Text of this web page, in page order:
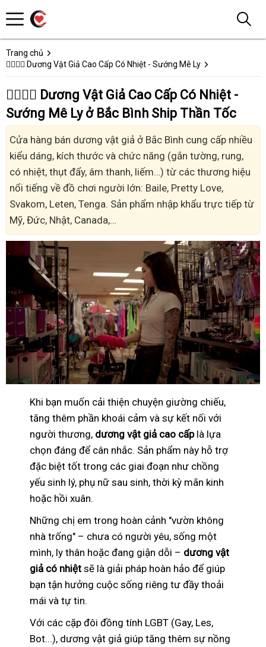
Trang chủ
👩‍❤️‍💋‍👨 Dương Vật Giả Cao Cấp Có Nhiệt - Sướng Mê Ly
👩‍❤️‍💋‍👨 Dương Vật Giả Cao Cấp Có Nhiệt -
Sướng Mê Ly ở Bắc Bình Ship Thần Tốc
Cửa hàng bán dương vật giả ở Bắc Bình cung cấp nhiều
kiểu dáng, kích thước và chức năng (gắn tường, rung,
có nhiệt, thụt đẩy, âm thanh, liếm…) từ các thương hiệu
nổi tiếng về đồ chơi người lớn: Baile, Pretty Love,
Svakom, Leten, Tenga. Sản phẩm nhập khẩu trực tiếp từ
Mỹ, Đức, Nhật, Canada,…
Khi bạn muốn cải thiện chuyện giường chiếu,
tăng thêm phần khoái cảm và sự kết nối với
người thương, dương vật giả cao cấplà lựa
chọn đáng để cân nhắc. Sản phẩm này hỗ trợ
đặc biệt tốt trong các giai đoạn như chồng
yếu sinh lý, phụ nữ sau sinh, thời kỳ mãn kinh
hoặc hồi xuân.
Những chị em trong hoàn cảnh "vườn không
nhà trống" – chưa có người yêu, sống một
mình, ly thân hoặc đang giận dỗi – dương vật
giả có nhiệt sẽ là giải pháp hoàn hảo để giúp
bạn tận hưởng cuộc sống riêng tư đầy thoải
mái và tự tin.
Với các cặp đôi đồng tính LGBT (Gay, Les,
Bot...), dương vật giả giúp tăng thêm sự nồng